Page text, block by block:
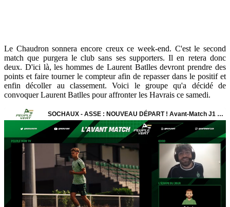
Le Chaudron sonnera encore creux ce week-end. C'est le second
match que purgera le club sans ses supporters. Il en retera donc
deux. D'ici là, les hommes de Laurent Batlles devront prendre des
points et faire tourner le compteur afin de repasser dans le positif et
enfin décoller au classement. Voici le groupe qu'a décidé de
convoquer Laurent Batlles pour affronter les Havrais ce samedi.